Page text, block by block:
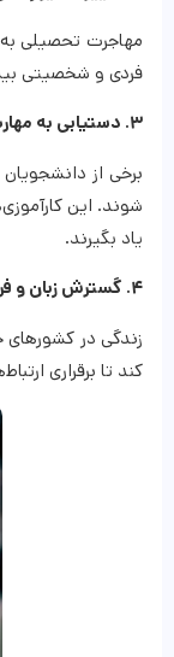
مهاجرت تحصیلی
فردی و شخصیتی
۳. دستیابی به مهارت‌های کاری:
برخی از
شوند. این
یاد بگیرند.
۴. گسترش زبان و فرهنگ:
زندگی در
کند تا برقراری